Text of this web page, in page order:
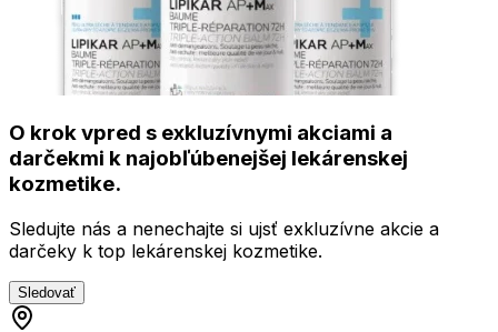
O krok vpred s exkluzívnymi akciami a
darčekmi k najobľúbenejšej lekárenskej
kozmetike.
Sledujte nás a nenechajte si ujsť exkluzívne akcie a
darčeky k top lekárenskej kozmetike.
Sledovať